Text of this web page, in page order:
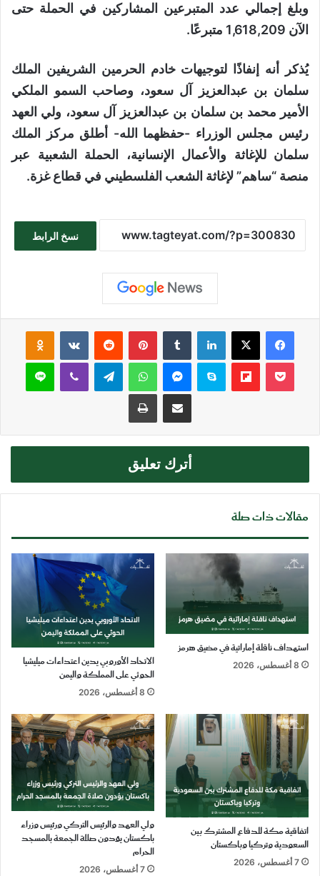
وبلغ إجمالي عدد المتبرعين المشاركين في الحملة حتى
الآن 1,618,209 متبرعًا.
يُذكر أنه إنفاذًا لتوجيهات خادم الحرمين الشريفين الملك
سلمان بن عبدالعزيز آل سعود، وصاحب السمو الملكي
الأمير محمد بن سلمان بن عبدالعزيز آل سعود، ولي العهد
رئيس مجلس الوزراء -حفظهما الله- أطلق مركز الملك
سلمان للإغاثة والأعمال الإنسانية، الحملة الشعبية عبر
منصة “ساهم” لإغاثة الشعب الفلسطيني في قطاع غزة.
نسخ الرابط
فيسبوك‫X لينكدإن بينتيريست
‫Pocket
Flipboardسكايبماسنجرواتسابتيلقرام ڤايبر لاين
مشاركة عبر البريد طباعة
أترك تعليق
مقالات ذات صلة
استهداف ناقلة إماراتية في مضيق هرمز
8 أغسطس، 2026
الاتحاد الأوروبي يدين اعتداءات ميليشيا
الحوثي على المملكة واليمن
8 أغسطس، 2026
اتفاقية مكة للدفاع المشترك بين
السعودية وتركيا وباكستان
7 أغسطس، 2026
ولي العهد والرئيس التركي ورئيس وزراء
باكستان يؤدون صلاة الجمعة بالمسجد
الحرام
7 أغسطس، 2026